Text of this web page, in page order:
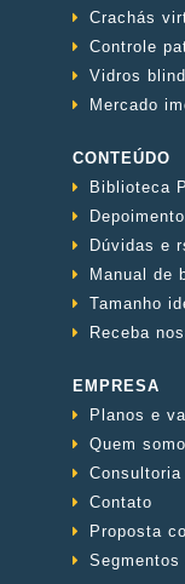
Crachás
Controle
Vidros
Mercado
CONTEÚDO
Biblioteca
Dúvidas e
Manual de
Tamanho
Receba
EMPRESA
Planos e
Quem
Consultoria
Contato
Proposta
Segmentos